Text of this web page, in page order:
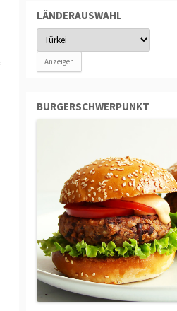
LÄNDERAUSWAHL
BURGERSCHWERPUNKT